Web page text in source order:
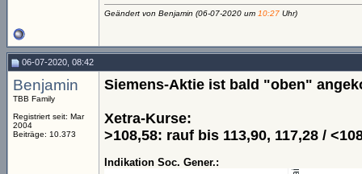
Geändert von Benjamin (06-07-2020 um 10:27 Uhr)
06-07-2020, 08:42
Benjamin
TBB Family
Registriert seit: Mar
2004
Beiträge: 10.373
Siemens-Aktie ist bald "oben"
Xetra-Kurse:
>108,58: rauf bis 113,90, 117,28 /
Indikation Soc. Gener.: